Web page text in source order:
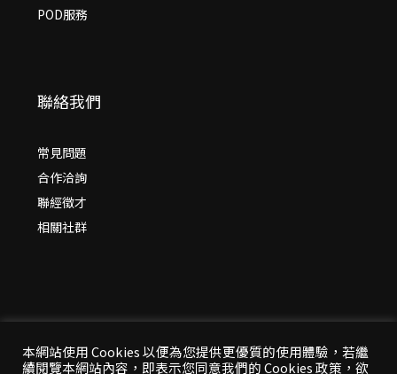
POD服務
聯絡我們
常見問題
合作洽詢
聯經徵才
相關社群
本網站使用 Cookies 以便為您提供更優質的使用體驗，若繼
續閱覽本網站內容，即表示您同意我們的 Cookies 政策，欲